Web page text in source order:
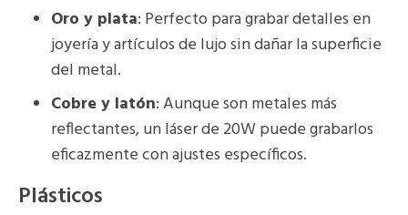
Oro y plata: Perfecto para grabar detalles en
joyería y artículos de lujo sin dañar la superficie
del metal.
Cobre y latón: Aunque son metales más
reflectantes, un láser de 20W puede grabarlos
eficazmente con ajustes específicos.
Plásticos